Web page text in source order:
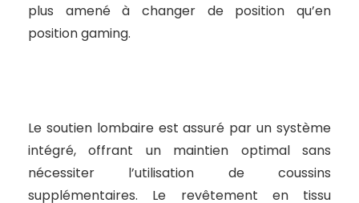
plus amené à changer de position qu’en
position gaming.
Le soutien lombaire est assuré par un système
intégré, offrant un maintien optimal sans
nécessiter l’utilisation de coussins
supplémentaires. Le revêtement en tissu